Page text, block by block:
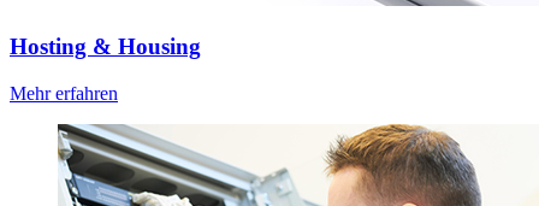
Hosting & Housing
Mehr erfahren